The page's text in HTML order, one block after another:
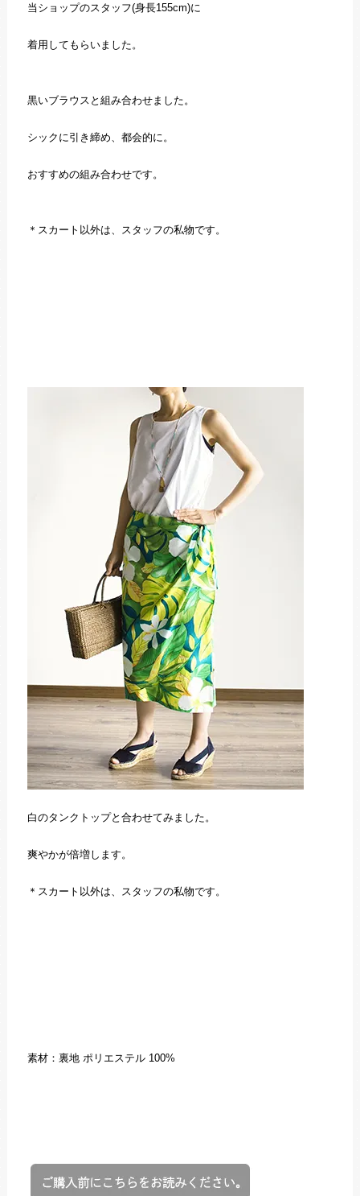
当ショップのスタッフ(身長155cm)に
着用してもらいました。
黒いブラウスと組み合わせました。
シックに引き締め、都会的に。
おすすめの組み合わせです。
＊スカート以外は、スタッフの私物です。
白のタンクトップと合わせてみました。
爽やかが倍増します。
＊スカート以外は、スタッフの私物です。
素材：裏地 ポリエステル 100%